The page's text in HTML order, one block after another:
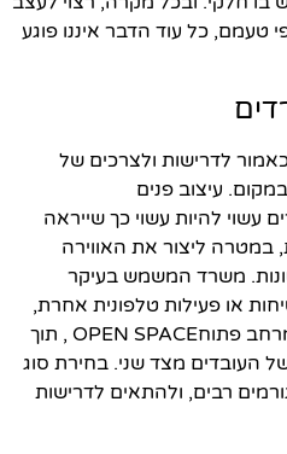
כל עוד הדבר איננו פוגע
לדרישות ולצרכים של
עיצוב פנים
להיות עשוי כך שייראה
במטרה ליצור את האווירה
משרד המשמש בעיקר
או פעילות טלפונית אחרת,
יעוצב לעיתים קרובות בצורת מרחב פתוחOPEN SPACE , תוך
העובדים מצד שני. בחירת סוג
רבים, ולהתאים לדרישות